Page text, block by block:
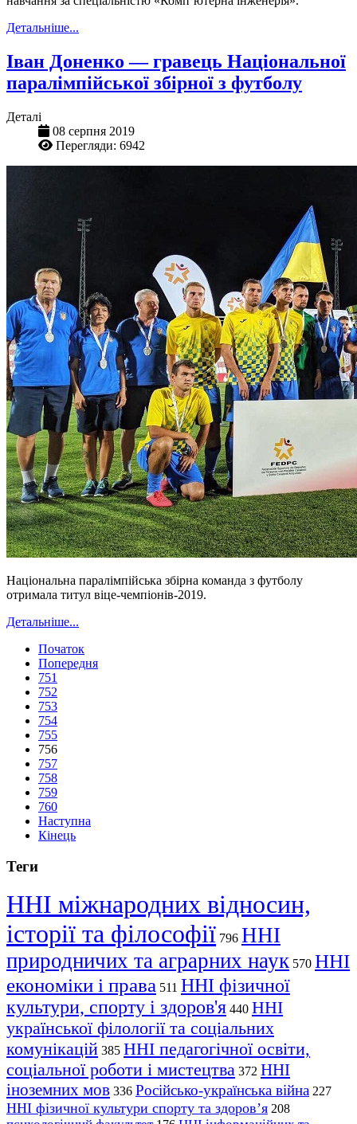
Детальніше...
Іван Доненко — гравець Національної
паралімпійської збірної з футболу
Деталі
08 серпня 2019
Перегляди: 6942
Національна паралімпійська збірна команда з футболу
отримала титул віце-чемпіонів-2019.
Детальніше...
Початок
Попередня
751
752
753
754
755
756
757
758
759
760
Наступна
Кінець
Теги
ННІ міжнародних відносин,
історії та філософії 796 ННІ
природничих та аграрних наук 570 ННІ
економіки і права 511 ННІ фізичної
культури, спорту і здоров'я 440 ННІ
української філології та соціальних
комунікацій 385 ННІ педагогічної освіти,
соціальної роботи і мистецтва 372 ННІ
іноземних мов 336 Російсько-українська війна 227
ННІ фізичної культури спорту та здоров’я 208